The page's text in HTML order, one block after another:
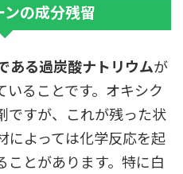
の成分残留
ある過炭酸ナトリウムが
ることです。オキシク
ですが、これが残った状
によっては化学反応を起
ことがあります。特に白